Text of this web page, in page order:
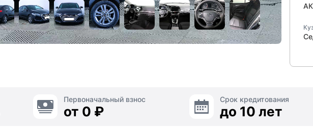
Первоначальный взнос
от 0 ₽
Срок кредитования
до 10 лет